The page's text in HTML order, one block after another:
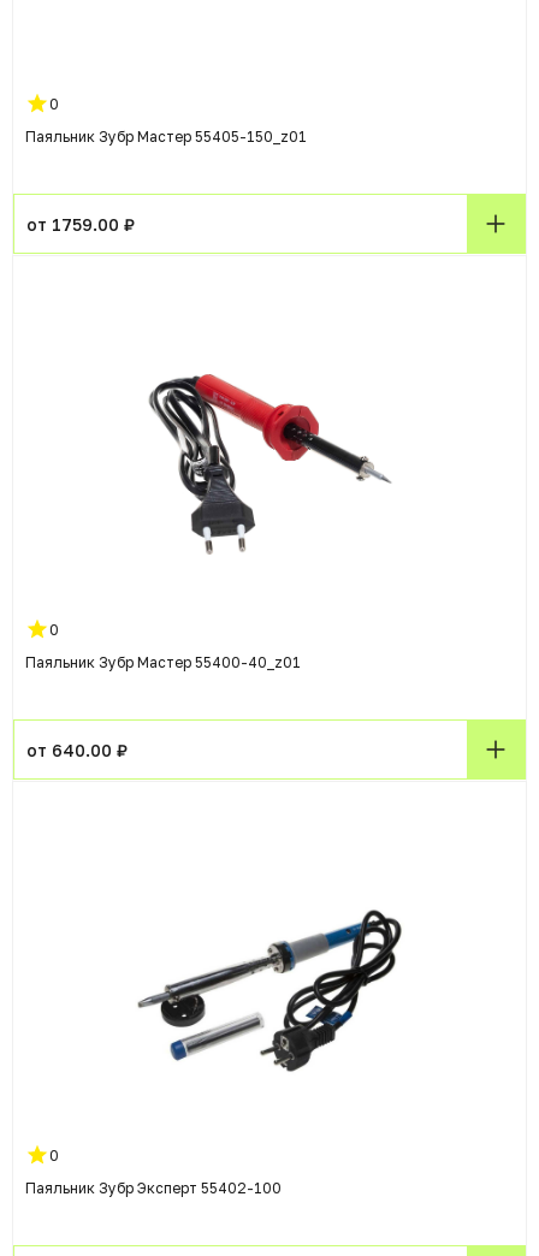
0
Паяльник Зубр Мастер 55405-150_z01
от 1759.00 ₽
0
Паяльник Зубр Мастер 55400-40_z01
от 640.00 ₽
0
Паяльник Зубр Эксперт 55402-100